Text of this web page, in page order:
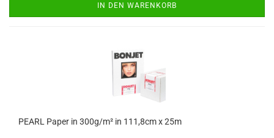
IN DEN WARENKORB
PEARL Paper in 300g/m² in 111,8cm x 25m